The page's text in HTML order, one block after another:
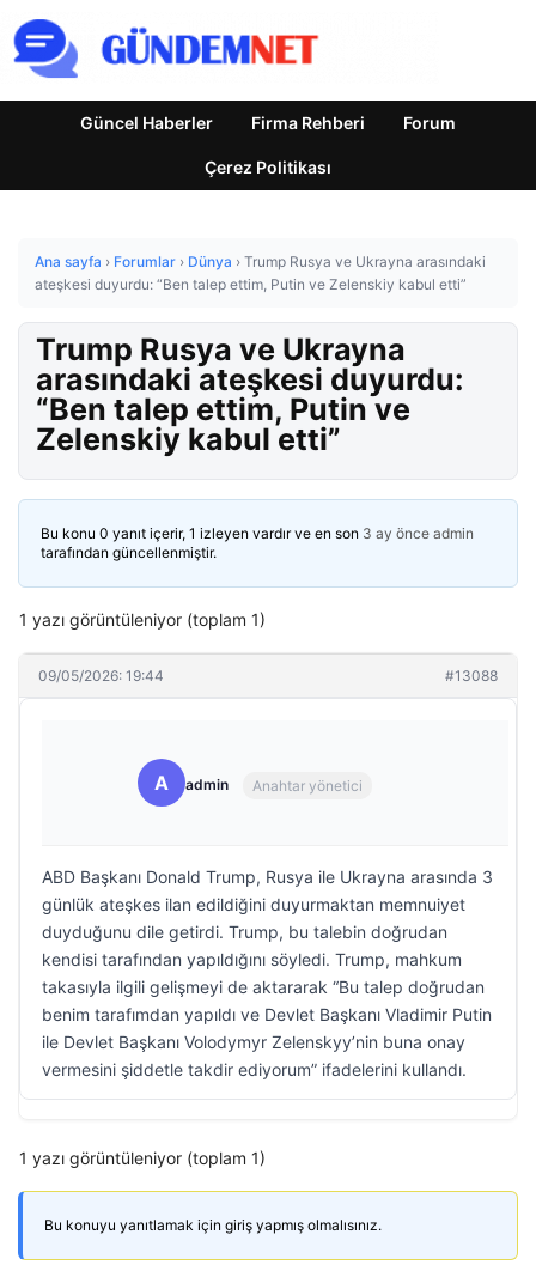
Güncel Haberler Firma Rehberi Forum
Çerez Politikası
Ana sayfa › Forumlar › Dünya › Trump Rusya ve Ukrayna arasındaki
ateşkesi duyurdu: “Ben talep ettim, Putin ve Zelenskiy kabul etti”
Trump Rusya ve Ukrayna
arasındaki ateşkesi duyurdu:
“Ben talep ettim, Putin ve
Zelenskiy kabul etti”
Bu konu 0 yanıt içerir, 1 izleyen vardır ve en son 3 ay önce admin
tarafından güncellenmiştir.
1 yazı görüntüleniyor (toplam 1)
09/05/2026: 19:44 #13088
A admin Anahtar yönetici
ABD Başkanı Donald Trump, Rusya ile Ukrayna arasında 3
günlük ateşkes ilan edildiğini duyurmaktan memnuiyet
duyduğunu dile getirdi. Trump, bu talebin doğrudan
kendisi tarafından yapıldığını söyledi. Trump, mahkum
takasıyla ilgili gelişmeyi de aktararak “Bu talep doğrudan
benim tarafımdan yapıldı ve Devlet Başkanı Vladimir Putin
ile Devlet Başkanı Volodymyr Zelenskyy’nin buna onay
vermesini şiddetle takdir ediyorum” ifadelerini kullandı.
1 yazı görüntüleniyor (toplam 1)
Bu konuyu yanıtlamak için giriş yapmış olmalısınız.